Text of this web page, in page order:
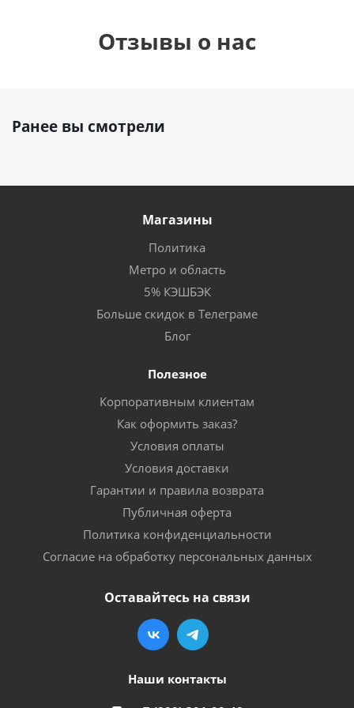
Отзывы о нас
Ранее вы смотрели
Магазины
Политика
Метро и область
5% КЭШБЭК
Больше скидок в Телеграме
Блог
Полезное
Корпоративным клиентам
Как оформить заказ?
Условия оплаты
Условия доставки
Гарантии и правила возврата
Публичная оферта
Политика конфиденциальности
Согласие на обработку персональных данных
Оставайтесь на связи
Наши контакты